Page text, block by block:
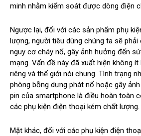
minh nhằm kiểm soát được dòng điện
Ngược lại, đối với các sản phẩm phụ
lượng, người tiêu dùng chúng ta sẽ phải
nguy cơ cháy nổ, gây ảnh hưởng đến
mạng. Vấn đề này đã xuất hiện không
riêng và thế giới nói chung. Tình trạng
phòng bỗng dưng phát nổ hoặc gây
pin của smartphone là điều hoàn toàn
các phụ kiện điện thoại kém chất lượng.
Mặt khác, đối với các phụ kiện điện